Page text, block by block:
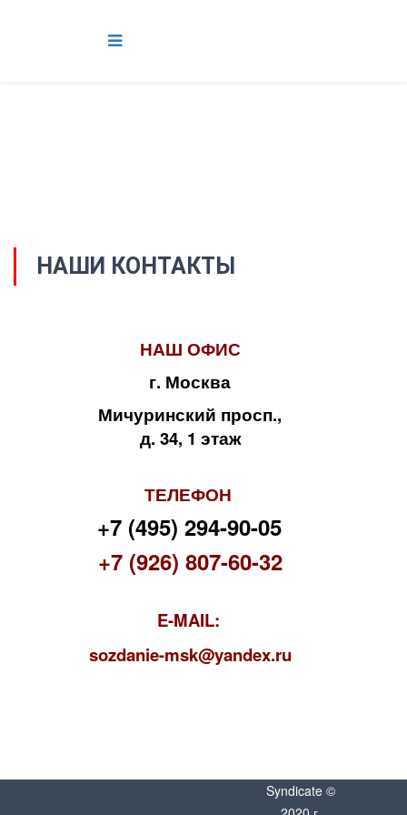
НАШИ КОНТАКТЫ
НАШ ОФИС
г. Москва
Мичуринский просп.,
д. 34, 1 этаж
ТЕЛЕФОН
+7 (495) 294-90-05
+7 (926) 807-60-32
E-MAIL:
sozdanie-msk@yandex.ru
Syndicate ©